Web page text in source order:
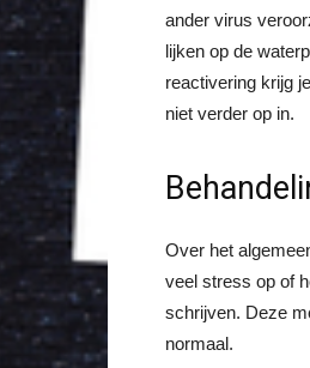
ander virus
lijken op de
reactivering krijg
niet verder op in.
Over het
veel stress op of
schrijven. Deze
normaal.